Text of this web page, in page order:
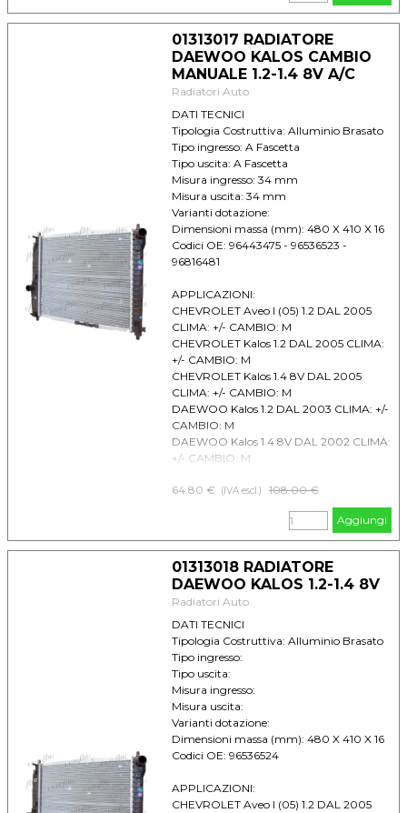
01313017 RADIATORE
DAEWOO KALOS CAMBIO
MANUALE 1.2-1.4 8V A/C
Radiatori Auto
DATI TECNICI
Tipologia Costruttiva: Alluminio Brasato
Tipo ingresso: A Fascetta
Tipo uscita: A Fascetta
Misura ingresso: 34 mm
Misura uscita: 34 mm
Varianti dotazione:
Dimensioni massa (mm): 480 X 410 X 16
Codici OE: 96443475 - 96536523 -
96816481
APPLICAZIONI:
CHEVROLET Aveo I (05) 1.2 DAL 2005
CLIMA: +/- CAMBIO: M
CHEVROLET Kalos 1.2 DAL 2005 CLIMA:
+/- CAMBIO: M
CHEVROLET Kalos 1.4 8V DAL 2005
CLIMA: +/- CAMBIO: M
DAEWOO Kalos 1.2 DAL 2003 CLIMA: +/-
CAMBIO: M
DAEWOO Kalos 1.4 8V DAL 2002 CLIMA:
+/- CAMBIO: M
64.80 € (IVA escl.) Prezzo senza sconto
108.00 €
Aggiungi
01313018 RADIATORE
DAEWOO KALOS 1.2-1.4 8V
Radiatori Auto
DATI TECNICI
Tipologia Costruttiva: Alluminio Brasato
Tipo ingresso:
Tipo uscita:
Misura ingresso:
Misura uscita:
Varianti dotazione:
Dimensioni massa (mm): 480 X 410 X 16
Codici OE: 96536524
APPLICAZIONI:
CHEVROLET Aveo I (05) 1.2 DAL 2005